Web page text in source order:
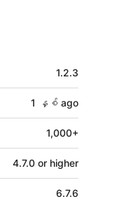
1.2.3
1 နှစ် ago
1,000+
4.7.0 or higher
6.7.6